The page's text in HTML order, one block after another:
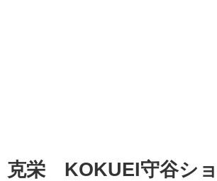
克栄 KOKUEI守谷シ